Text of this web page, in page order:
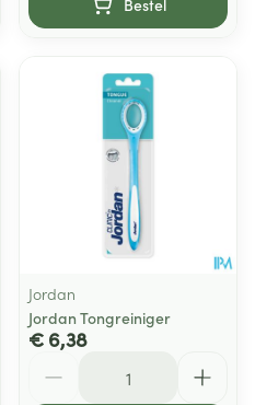
Bestel
Jordan
Jordan Tongreiniger
€ 6,38